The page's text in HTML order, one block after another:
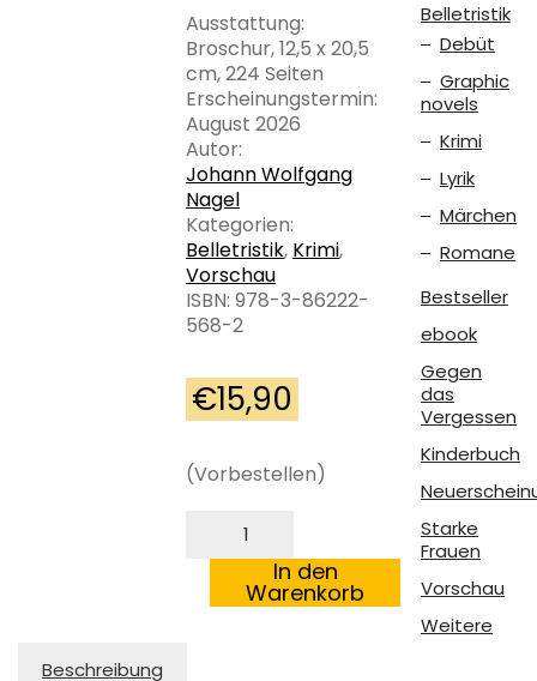
Ausstattung:
Broschur, 12,5 x 20,5
cm, 224 Seiten
Erscheinungstermin:
August 2026
Autor:
Johann Wolfgang
Nagel
Kategorien:
Belletristik, Krimi,
Vorschau
ISBN: 978-3-86222-
568-2
€15,90
(Vorbestellen)
Straubing
Menge
In den
Warenkorb
Beschreibung
Belletristik
Debüt
Graphic
novels
Krimi
Lyrik
Märchen
Romane
Bestseller
ebook
Gegen
das
Vergessen
Kinderbuch
Starke
Frauen
Vorschau
Weitere